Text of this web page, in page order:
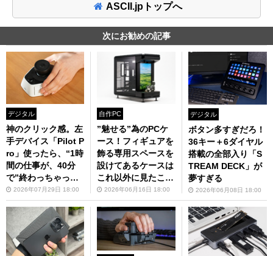
ASCII.jpトップへ
次にお勧めの記事
デジタル
神のクリック感。左
手デバイス「Pilot P
ro」使ったら、“1時
間の仕事が、40分
で”終わっちゃった
わ！2026年07月29日 18:00
自作PC
”魅せる”為のPCケ
ース！フィギュアを
飾る専用スペースを
設けてあるケースは
これ以外に見たこと
がない
2026年06月16日 18:00
デジタル
ボタン多すぎだろ！
36キー＋6ダイヤル
搭載の全部入り「S
TREAM DECK」が
夢すぎる
2026年06月08日 18:00